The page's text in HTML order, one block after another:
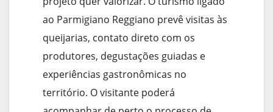
ao Parmigiano Reggiano prevê visitas às
queijarias, contato direto com os
produtores, degustações guiadas e
experiências gastronômicas no
território. O visitante poderá